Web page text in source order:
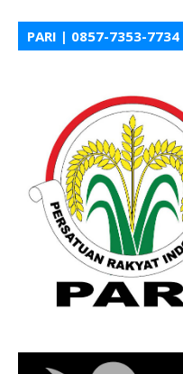
PARI | 0857-7353-7734